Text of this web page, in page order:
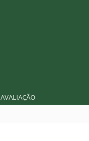
AVALIAÇÃO